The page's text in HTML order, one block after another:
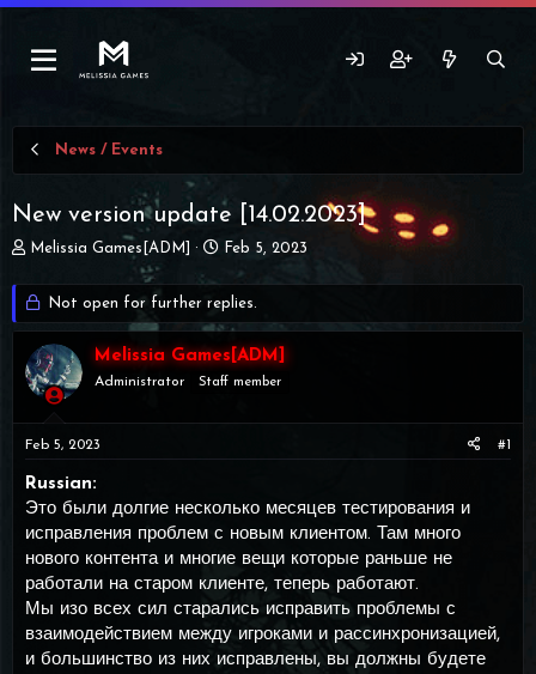
News / Events
New version update [14.02.2023]
T
r
e
a
d
s
t
a
r
t
e
r
Melissia Games[ADM]
S
a
r
t
d
a
e
Feb 5, 2023
Not open for further replies.
Melissia Games[ADM]
Administrator Staff member
Feb 5, 2023 #1
Russian:
Это были долгие несколько месяцев тестирования и
исправления проблем с новым клиентом. Там много
нового контента и многие вещи которые раньше не
работали на старом клиенте, теперь работают.
Мы изо всех сил старались исправить проблемы с
взаимодействием между игроками и рассинхронизацией,
и большинство из них исправлены, вы должны будете